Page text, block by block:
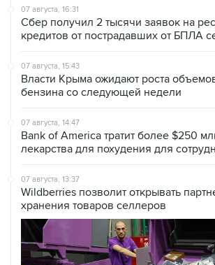
07 августа, 16:31
Сбер получил 2 тысячи заявок на
кредитов от пострадавших от БПЛА
07 августа, 15:43
Власти Крыма ожидают роста
бензина со следующей недели
07 августа, 14:47
Bank of America тратит более $250
лекарства для похудения для
07 августа, 13:37
Wildberries позволит открывать
хранения товаров селлеров